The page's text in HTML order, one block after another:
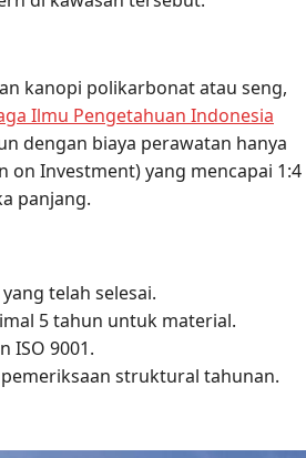
kanopi polikarbonat atau seng,
Ilmu Pengetahuan Indonesia
dengan biaya perawatan hanya
on Investment) yang mencapai 1:4
panjang.
telah selesai.
5 tahun untuk material.
ISO 9001.
struktural tahunan.